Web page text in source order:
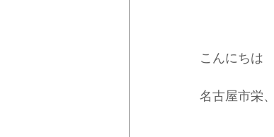
こんにちは
名古屋市栄